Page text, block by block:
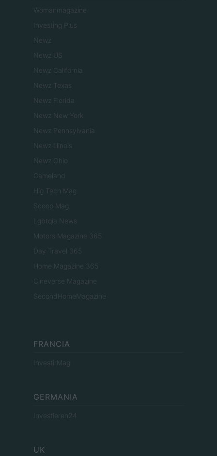
Womanmagazine
Investing Plus
Newz
Newz US
Newz California
Newz Texas
Newz Florida
Newz New York
Newz Pennsylvania
Newz Illinois
Newz Ohio
Gameland
Hig Tech Mag
Scoop Mag
Lgbtqia News
Motors Magazine 365
Day Travel 365
Home Magazine 365
Cineverse Magazine
SecondHomeMagazine
FRANCIA
InvestirMag
GERMANIA
Investieren24
UK